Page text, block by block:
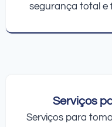
segurança total e
Serviços
Serviços para